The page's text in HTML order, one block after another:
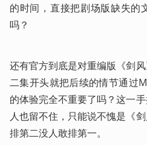
的时间，直接把剧场版缺失的
吗？
还有官方到底是对重编版《剑
二集开头就把后续的情节通过
的体验完全不重要了吗？这一
人也留不住，只能说不愧是《
排第二没人敢排第一。